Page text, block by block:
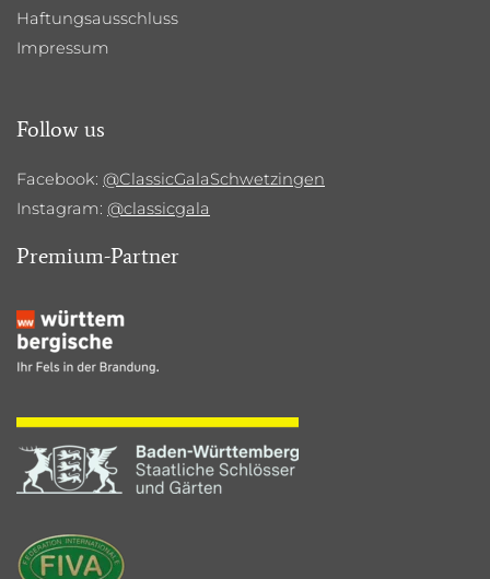
Haftungsausschluss
Impressum
Follow us
Facebook: @ClassicGalaSchwetzingen
Instagram: @classicgala
Premium-Partner